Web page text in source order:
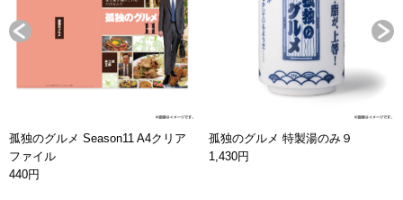
孤独のグルメ Season11 A4クリア
ファイル
440円
孤独のグルメ 特製湯のみ９
1,430円